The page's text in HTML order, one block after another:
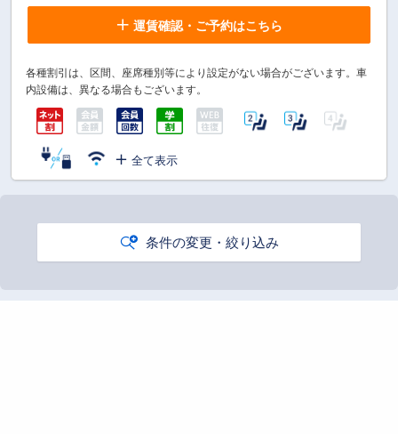
運賃確認・ご予約はこちら
各種割引は、区間、座席種別等により設定がない場合がございます。車
内設備は、異なる場合もございます。
全て表示
条件の変更・絞り込み